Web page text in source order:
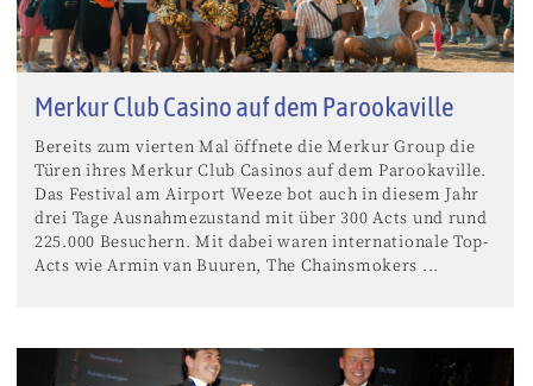
Merkur Club Casino auf dem Parookaville
Bereits zum vierten Mal öffnete die Merkur Group die
Türen ihres Merkur Club Casinos auf dem Parookaville.
Das Festival am Airport Weeze bot auch in diesem Jahr
drei Tage Ausnahmezustand mit über 300 Acts und rund
225.000 Besuchern. Mit dabei waren internationale Top-
Acts wie Armin van Buuren, The Chainsmokers ...